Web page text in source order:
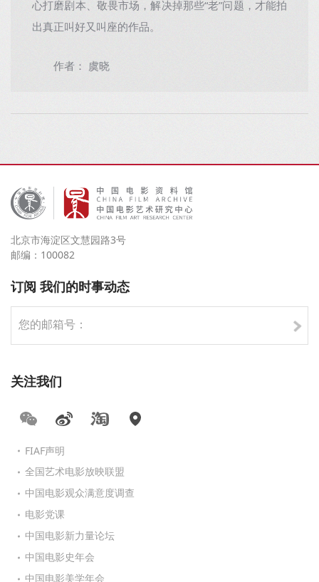
心打磨剧本、敬畏市场，解决掉那些“老”问题，才能拍
出真正叫好又叫座的作品。
作者： 虞晓
北京市海淀区文慧园路3号
邮编：100082
订阅 我们的时事动态
关注我们
FIAF声明
全国艺术电影放映联盟
中国电影观众满意度调查
电影党课
中国电影新力量论坛
中国电影史年会
中国电影美学年会